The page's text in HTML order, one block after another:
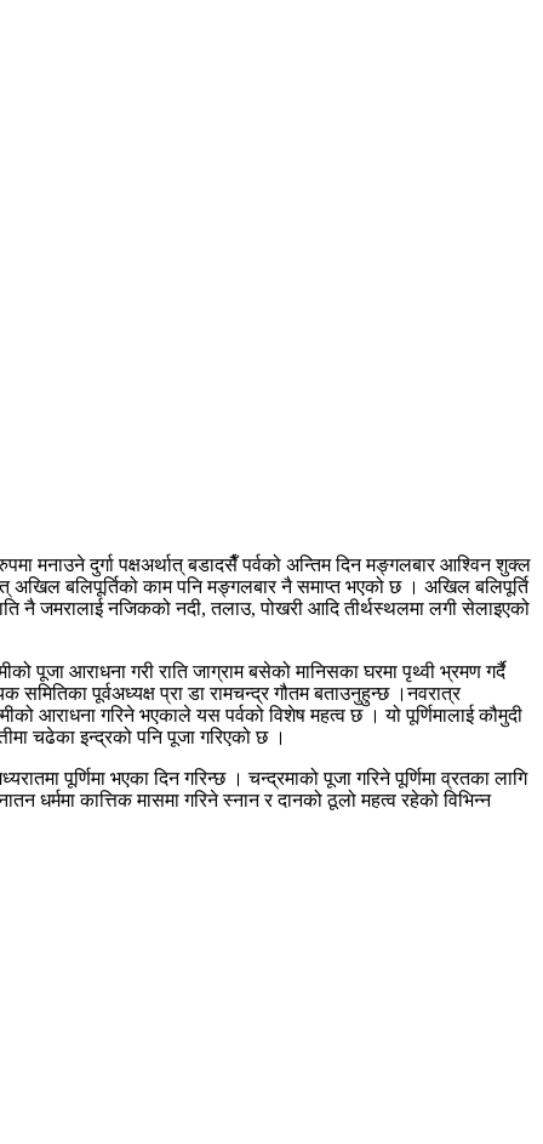
मनाउने दुर्गा पक्षअर्थात् बडादसैँ पर्वको अन्तिम दिन मङ्गलबार आश्विन शुक्ल
अखिल बलिपूर्तिको काम पनि मङ्गलबार नै समाप्त भएको छ । अखिल बलिपूर्ति
नै जमरालाई नजिकको नदी, तलाउ, पोखरी आदि तीर्थस्थलमा लगी सेलाइएको
पूजा आराधना गरी राति जाग्राम बसेको मानिसका घरमा पृथ्वी भ्रमण गर्दै
समितिका पूर्वअध्यक्ष प्रा डा रामचन्द्र गौतम बताउनुहुन्छ ।नवरात्र
आराधना गरिने भएकाले यस पर्वको विशेष महत्व छ । यो पूर्णिमालाई कौमुदी
चढेका इन्द्रको पनि पूजा गरिएको छ ।
पूर्णिमा भएका दिन गरिन्छ । चन्द्रमाको पूजा गरिने पूर्णिमा व्रतका लागि
कात्तिक मासमा गरिने स्नान र दानको ठूलो महत्व रहेको विभिन्न